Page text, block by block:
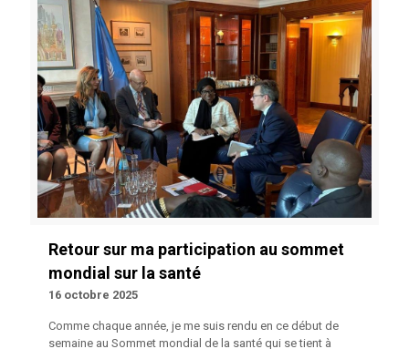
Retour sur ma participation au sommet
mondial sur la santé
16 octobre 2025
Comme chaque année, je me suis rendu en ce début de
semaine au Sommet mondial de la santé qui se tient à